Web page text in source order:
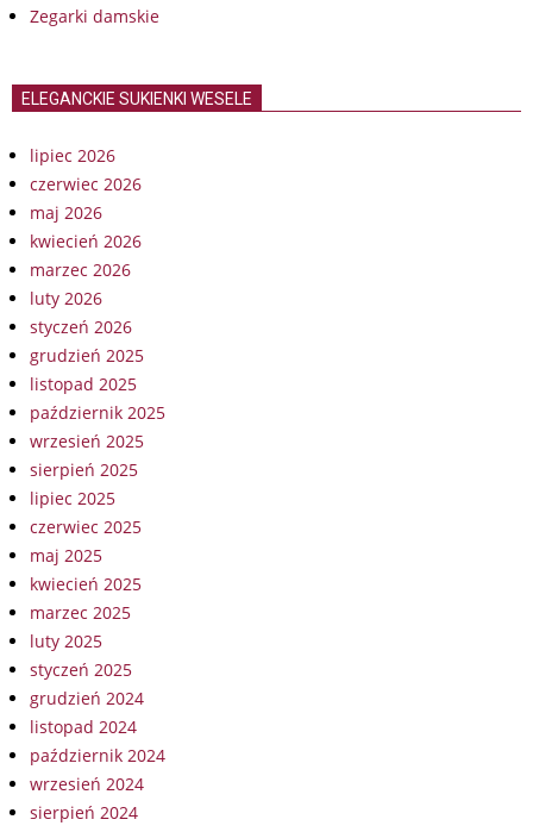
Zegarki damskie
ELEGANCKIE SUKIENKI WESELE
lipiec 2026
czerwiec 2026
maj 2026
kwiecień 2026
marzec 2026
luty 2026
styczeń 2026
grudzień 2025
listopad 2025
październik 2025
wrzesień 2025
sierpień 2025
lipiec 2025
czerwiec 2025
maj 2025
kwiecień 2025
marzec 2025
luty 2025
styczeń 2025
grudzień 2024
listopad 2024
październik 2024
wrzesień 2024
sierpień 2024